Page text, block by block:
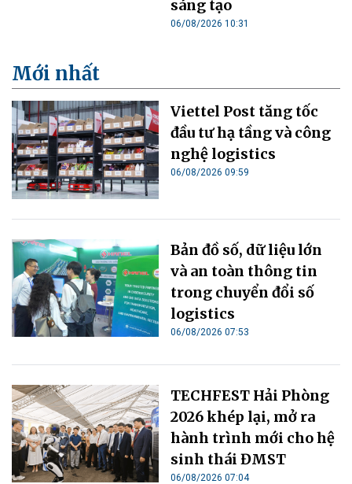
sáng tạo
06/08/2026 10:31
Mới nhất
Viettel Post tăng tốc
đầu tư hạ tầng và công
nghệ logistics
06/08/2026 09:59
Bản đồ số, dữ liệu lớn
và an toàn thông tin
trong chuyển đổi số
logistics
06/08/2026 07:53
TECHFEST Hải Phòng
2026 khép lại, mở ra
hành trình mới cho hệ
sinh thái ĐMST
06/08/2026 07:04